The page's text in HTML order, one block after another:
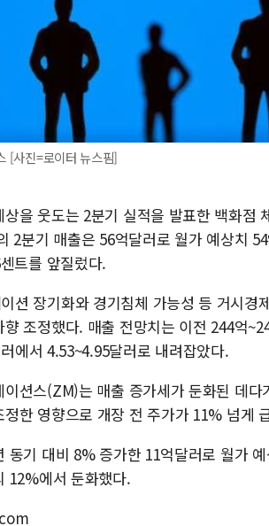
[사진=로이터 뉴스핌]
을 웃도는 2분기 실적을 발표한 백화점
2분기 매출은 56억달러로 월가 예상치
트를 앞질렀다.
션 장기화와 경기침체 가능성 등 거시경
조정했다. 매출 전망치는 이전 244억
에서 4.53~4.95달러로 내려잡았다.
션스(ZM)는 매출 증가세가 둔화된 데
한 영향으로 개장 전 주가가 11% 넘게
동기 대비 8% 증가한 11억달러로 월가
12%에서 둔화했다.